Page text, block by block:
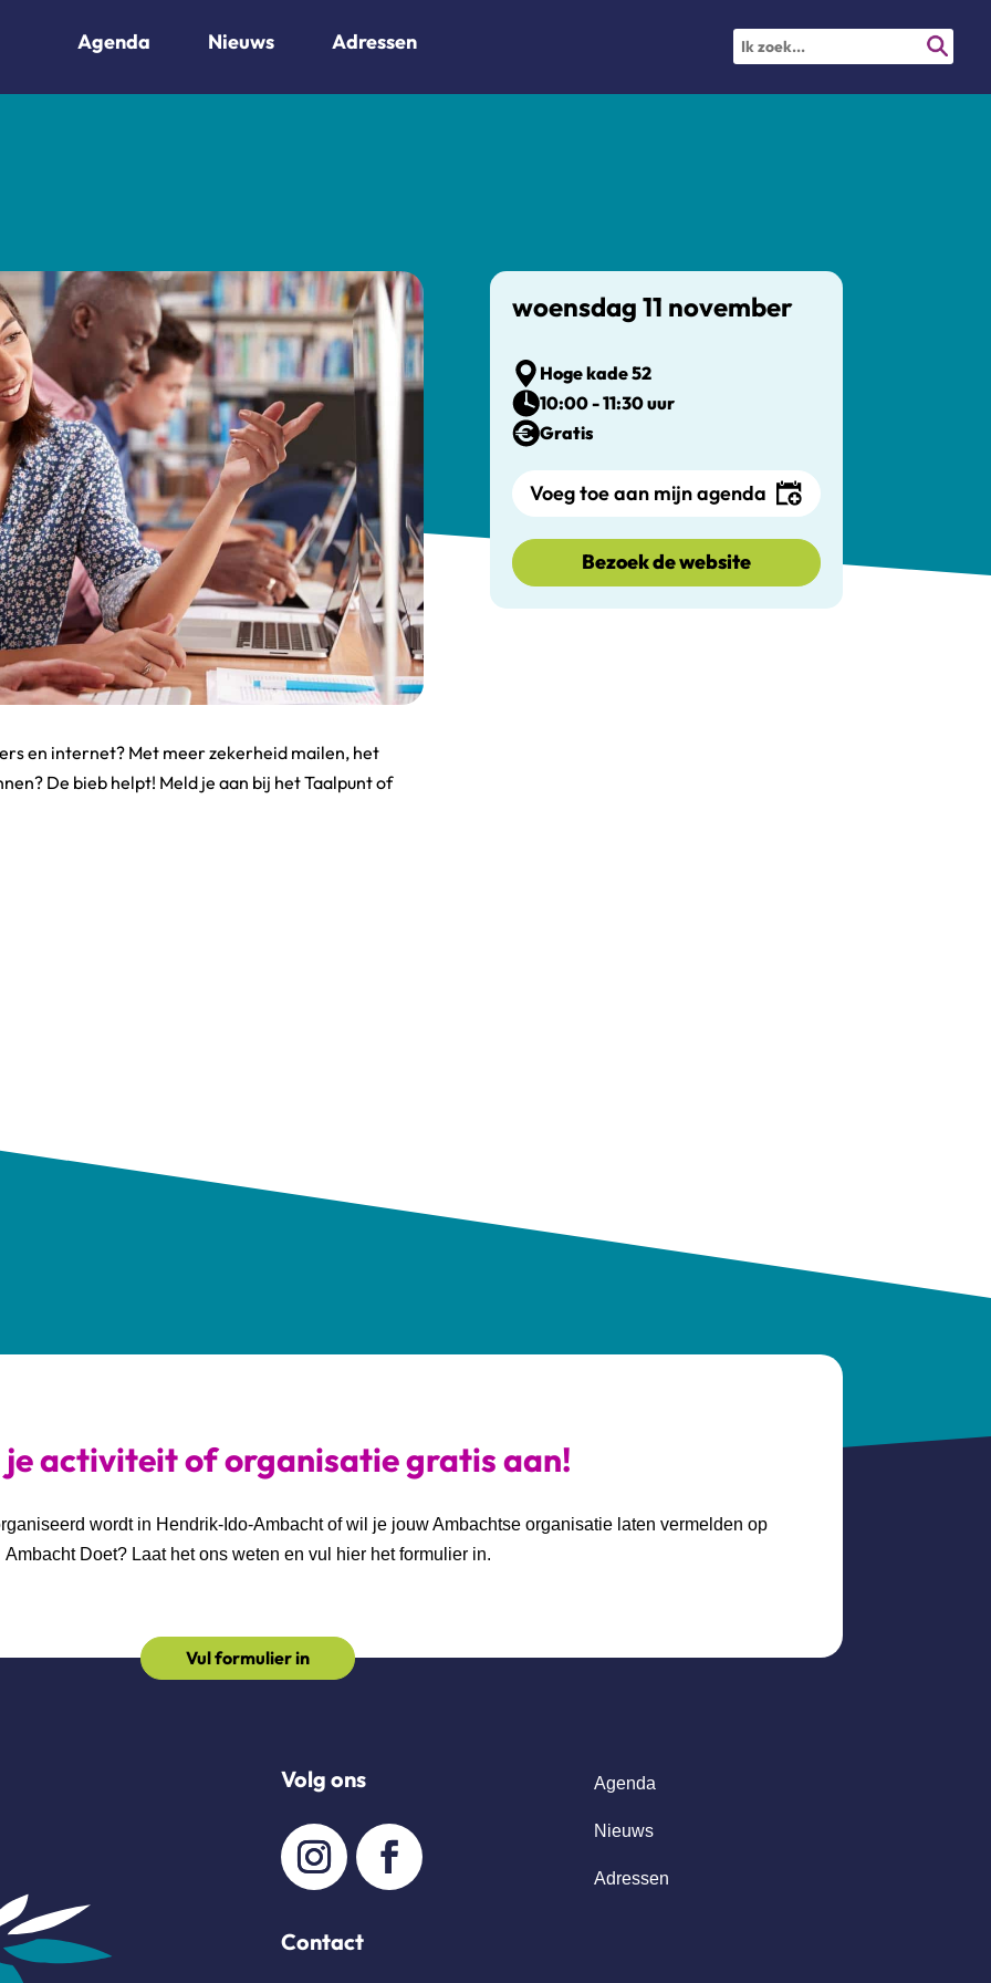
Agenda Nieuws Adressen
en internet? Met meer zekerheid mailen, het
De bieb helpt! Meld je aan bij het Taalpunt of
woensdag 11 november
Hoge kade 52
10:00 - 11:30 uur
Gratis
Voeg toe aan mijn agenda
Bezoek de website
je activiteit of organisatie gratis aan!
wordt in Hendrik-Ido-Ambacht of wil je jouw Ambachtse organisatie laten vermelden op
Ambacht Doet? Laat het ons weten en vul hier het formulier in.
Vul formulier in
Volg ons
Contact
Agenda
Nieuws
Adressen